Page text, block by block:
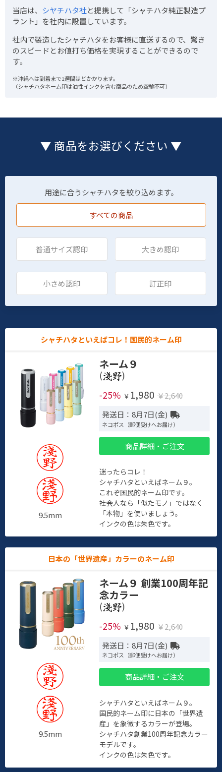
当店は、 シヤチハタ社と提携して「シャチハタ純正製造プ
ラント」を社内に設置しています。
社内で製造したシャチハタをお客様に直送するので、驚き
のスピードとお値打ち価格を実現することができるので
す。
※沖縄へは到着まで1週間ほどかかります。
（シャチハタネーム印は油性インクを含む商品のため空輸不可）
▼ 商品をお選びください ▼
用途に合うシャチハタを絞り込めます。
すべての商品
普通サイズ認印 大きめ認印
小さめ認印 訂正印
シャチハタといえばコレ！国民的ネーム印
9.5mm
ネーム９
(
)
-25% ￥ 1,980 ￥2,640
発送日：8月7日(金)
ネコポス（郵便受けへお届け）
商品詳細・ご注文
迷ったらコレ！
シャチハタといえばネーム９。
これぞ国民的ネーム印です。
社会人なら「似たモノ」ではなく
「本物」を使いましょう。
インクの色は朱色です。
日本の「世界遺産」カラーのネーム印
9.5mm
ネーム９ 創業100周年記
念カラー
(
)
-25% ￥ 1,980 ￥2,640
発送日：8月7日(金)
ネコポス（郵便受けへお届け）
商品詳細・ご注文
シャチハタといえばネーム９。
国民的ネーム印に日本の「世界遺
産」を象徴するカラーが登場。
シャチハタ創業100周年記念カラー
モデルです。
インクの色は朱色です。